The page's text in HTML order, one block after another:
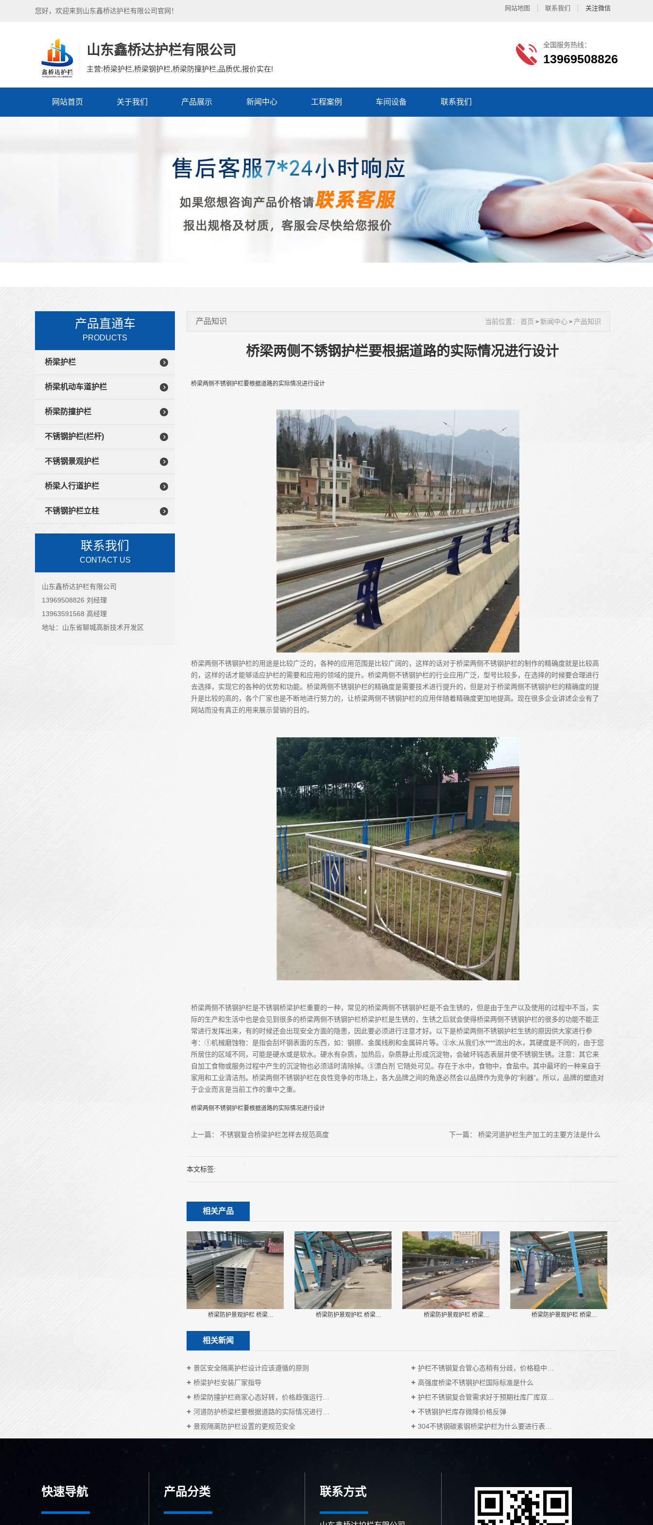
您好，欢迎来到山东鑫桥达护栏有限公司官网！ 网站地图 联系我们 关注微信
山东鑫桥达护栏有限公司
主营:桥梁护栏,桥梁钢护栏,桥梁防撞护栏,品质优,报价实在!
全国服务热线：
13969508826
网站首页 关于我们 产品展示 新闻中心 工程案例 车间设备 联系我们
产品直通车
PRODUCTS
桥梁护栏
桥梁机动车道护栏
桥梁防撞护栏
不锈钢护栏(栏杆)
不锈钢景观护栏
桥梁人行道护栏
不锈钢护栏立柱
联系我们
CONTACT US
山东鑫桥达护栏有限公司
13969508826 刘经理
13963591568 高经理
地址：山东省聊城高新技术开发区
产品知识 当前位置： 首页 >新闻中心 > 产品知识
桥梁两侧不锈钢护栏要根据道路的实际情况进行设计
桥梁两侧不锈钢护栏要根据道路的实际情况进行设计
桥梁两侧不锈钢护栏的用途是比较广泛的，各种的应用范围是比较广阔的，这样的话对于桥梁两侧不锈钢护栏的制作的精确度就是比较高
的，这样的话才能够适应护栏的需要和应用的领域的提升。桥梁两侧不锈钢护栏的行业应用广泛，型号比较多，在选择的时候要合理进行
去选择，实现它的各种的优势和功能。桥梁两侧不锈钢护栏的精确度是需要技术进行提升的，但是对于桥梁两侧不锈钢护栏的精确度的提
升是比较的高的，各个厂家也是不断地进行努力的，让桥梁两侧不锈钢护栏的应用伴随着精确度更加地提高。现在很多企业讲述企业有了
网站而没有真正的用来展示营销的目的。
桥梁两侧不锈钢护栏是不锈钢桥梁护栏重要的一种，常见的桥梁两侧不锈钢护栏是不会生锈的，但是由于生产以及使用的过程中不当，实
际的生产和生活中也是会见到很多的桥梁两侧不锈钢护栏桥梁护栏是生锈的，生锈之后就会使得桥梁两侧不锈钢护栏的很多的功能不能正
常进行发挥出来，有的时候还会出现安全方面的隐患，因此要必须进行注意才好。以下是桥梁两侧不锈钢护栏生锈的原因供大家进行参
考：①机械磨蚀物：是指会刮坏钢表面的东西，如：钢擦、金属线刷和金属碎片等。②水;从我们水****流出的水，其硬度是不同的，由于您
所居住的区域不同，可能是硬水或是软水。硬水有杂质，加热后，杂质静止形成沉淀物，会破坏钝态表层并使不锈钢生锈。注意：其它来
自加工食物或服务过程中产生的沉淀物也必须适时清除掉。③漂白剂 它随处可见。存在于水中，食物中，食盐中。其中最坏的一种来自于
家用和工业清洁剂。桥梁两侧不锈钢护栏在良性竞争的市场上，各大品牌之间的角逐必然会以品牌作为竞争的“利器”。所以，品牌的塑造对
于企业而言是当前工作的重中之重。
桥梁两侧不锈钢护栏要根据道路的实际情况进行设计
上一篇： 不锈钢复合桥梁护栏怎样去规范高度 下一篇：桥梁河道护栏生产加工的主要方法是什么
本文标签:
相关产品
桥梁防护景观护栏 桥梁… 桥梁防护景观护栏 桥梁… 桥梁防护景观护栏 桥梁… 桥梁防护景观护栏 桥梁…
相关新闻
景区安全隔离护栏设计应该遵循的原则
护栏不锈钢复合管心态稍有分歧，价格稳中…
桥梁护栏安装厂家指导
高强度桥梁不锈钢护栏国际标准是什么
桥梁防撞护栏商家心态好转，价格趋强运行…
护栏不锈钢复合管需求好于预期社库厂库双…
河道防护桥梁栏要根据道路的实际情况进行…
不锈钢护栏库存微降价格反弹
景观隔离防护栏设置的更规范安全
304不锈钢碳素钢桥梁护栏为什么要进行表…
快速导航 产品分类 联系方式